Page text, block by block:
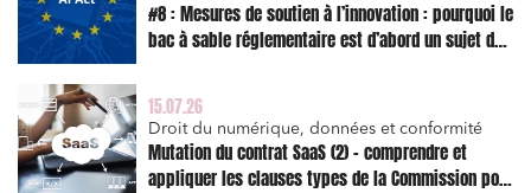
#8 : Mesures de soutien à l’innovation : pourquoi le
bac à sable réglementaire est d’abord un sujet de
15.07.26
Droit du numérique, données et conformité
Mutation du contrat SaaS (2) – comprendre et
appliquer les clauses types de la Commission pour